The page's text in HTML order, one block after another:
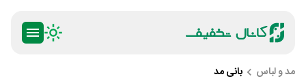
مد و لباس بانی مد